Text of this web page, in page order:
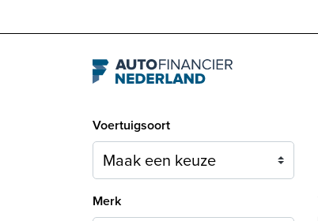
Navigation
Voertuigsoort
Merk